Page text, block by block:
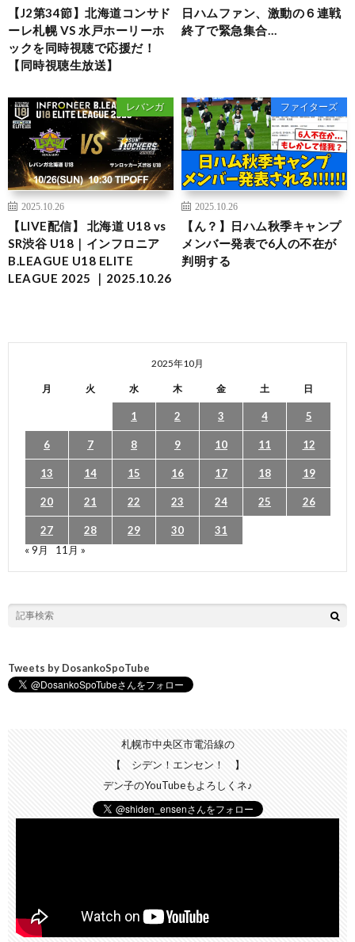
【J2第34節】北海道コンサド
ーレ札幌 VS 水戸ホーリーホ
ックを同時視聴で応援だ！
【同時視聴生放送】
日ハムファン、激動の６連戦
終了で緊急集合…
レバンガ
2025.10.26
【LIVE配信】 北海道 U18 vs
SR渋谷 U18｜インフロニア
B.LEAGUE U18 ELITE
LEAGUE 2025 ｜2025.10.26
ファイターズ
2025.10.26
【ん？】日ハム秋季キャンプ
メンバー発表で6人の不在が
判明する
2025年10月
月 火 水 木 金 土 日
1 2 3 4 5
6 7 8 9 10 11 12
13 14 15 16 17 18 19
20 21 22 23 24 25 26
27 28 29 30
31
« 9月
11月 »
Tweets by DosankoSpoTube
札幌市中央区市電沿線の
【 シデン！エンセン！ 】
デン子のYouTubeもよろしくネ♪